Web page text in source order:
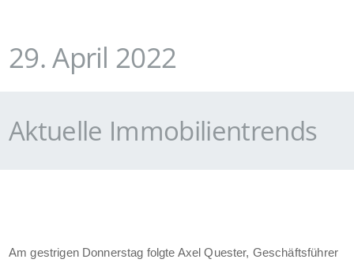
29. April 2022
Aktuelle Immobilientrends
Am gestrigen Donnerstag folgte Axel Quester, Geschäftsführer